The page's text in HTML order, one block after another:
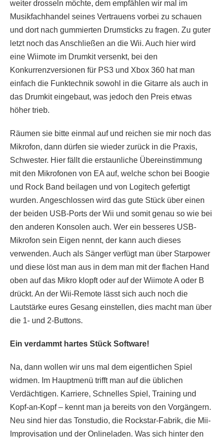
weiter drosseln möchte, dem empfählen wir mal im
Musikfachhandel seines Vertrauens vorbei zu schauen
und dort nach gummierten Drumsticks zu fragen. Zu guter
letzt noch das Anschließen an die Wii. Auch hier wird
eine Wiimote im Drumkit versenkt, bei den
Konkurrenzversionen für PS3 und Xbox 360 hat man
einfach die Funktechnik sowohl in die Gitarre als auch in
das Drumkit eingebaut, was jedoch den Preis etwas
höher trieb.
Räumen sie bitte einmal auf und reichen sie mir noch das
Mikrofon, dann dürfen sie wieder zurück in die Praxis,
Schwester. Hier fällt die erstaunliche Übereinstimmung
mit den Mikrofonen von EA auf, welche schon bei Boogie
und Rock Band beilagen und von Logitech gefertigt
wurden. Angeschlossen wird das gute Stück über einen
der beiden USB-Ports der Wii und somit genau so wie bei
den anderen Konsolen auch. Wer ein besseres USB-
Mikrofon sein Eigen nennt, der kann auch dieses
verwenden. Auch als Sänger verfügt man über Starpower
und diese löst man aus in dem man mit der flachen Hand
oben auf das Mikro klopft oder auf der Wiimote A oder B
drückt. An der Wii-Remote lässt sich auch noch die
Lautstärke eures Gesang einstellen, dies macht man über
die 1- und 2-Buttons.
Ein verdammt hartes Stück Software!
Na, dann wollen wir uns mal dem eigentlichen Spiel
widmen. Im Hauptmenü trifft man auf die üblichen
Verdächtigen. Karriere, Schnelles Spiel, Training und
Kopf-an-Kopf – kennt man ja bereits von den Vorgängern.
Neu sind hier das Tonstudio, die Rockstar-Fabrik, die Mii-
Improvisation und der Onlineladen. Was sich hinter den